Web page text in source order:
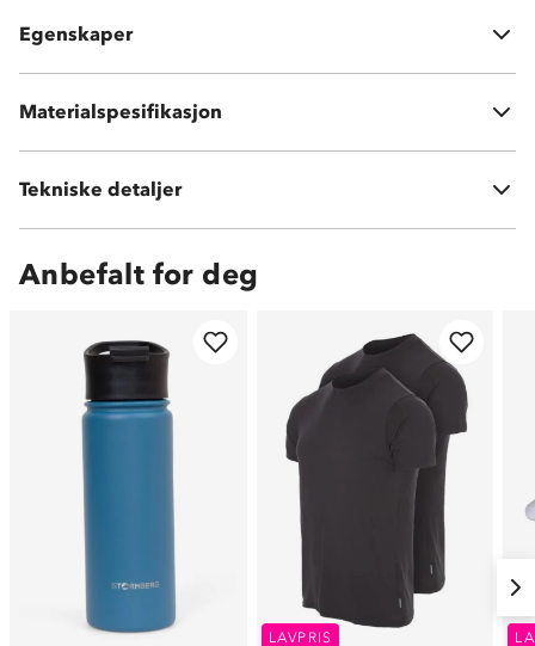
Egenskaper
Bør håndvaskes
Materialspesifikasjon
Rustfritt stål
Tekniske detaljer
Volum: 1 L
Anbefalt for deg
LAVPRIS